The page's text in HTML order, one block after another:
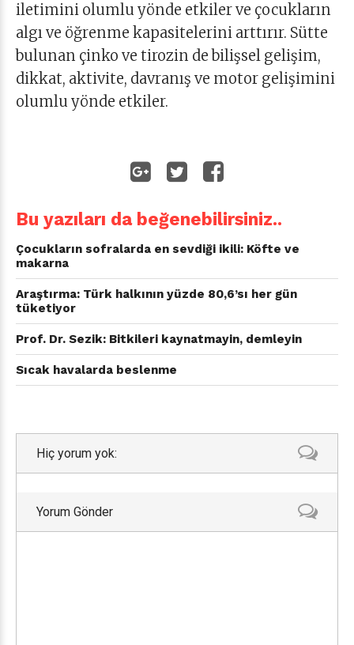
iletimini olumlu yönde etkiler ve çocukların
algı ve öğrenme kapasitelerini arttırır. Sütte
bulunan çinko ve tirozin de bilişsel gelişim,
dikkat, aktivite, davranış ve motor gelişimini
olumlu yönde etkiler.
Bu yazıları da beğenebilirsiniz..
Çocukların sofralarda en sevdiği ikili: Köfte ve
makarna
Araştırma: Türk halkının yüzde 80,6’sı her gün
tüketiyor
Prof. Dr. Sezik: Bitkileri kaynatmayin, demleyin
Sıcak havalarda beslenme
Hiç yorum yok:
Yorum Gönder